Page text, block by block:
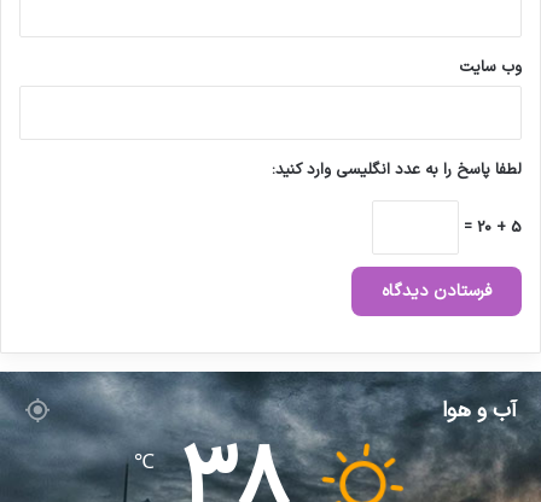
ن
ی
،
م
و
ش
،
ح
ی
ق
ا
ت
و
وب‌ سایت
لطفا پاسخ را به عدد انگلیسی وارد کنید:
5 + 20 =
آب و هوا
℃